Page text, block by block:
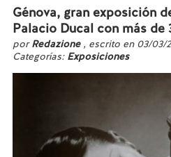
Génova, gran exposición
Palacio Ducal con más de
porRedazione , escrito en 03/03/
Categorías: Exposiciones